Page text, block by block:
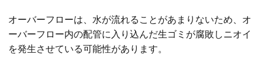
オーバーフローは、水が流れることがあまりないため、オ
ーバーフロー内の配管に入り込んだ生ゴミが腐敗しニオイ
を発生させている可能性があります。